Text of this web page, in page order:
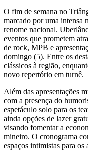
O fim de semana no
marcado por uma intensa
renome nacional.
eventos que prometem
de rock, MPB e
domingo (5). Entre os
clássicos à região,
novo repertório em turnê.
Além das apresentações
com a presença do
espetáculo solo para os
ainda opções de lazer
visando fomentar a
mineiro. O cronograma
espaços intimistas para os